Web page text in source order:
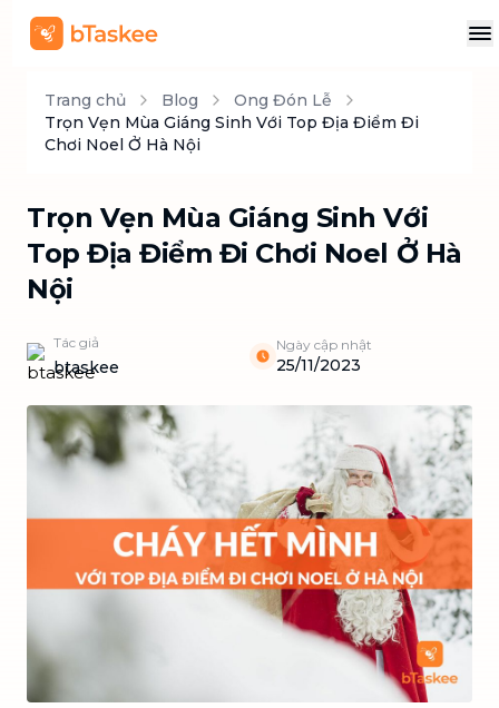
Trang chủ Blog
Ong Đón Lễ
Trọn Vẹn Mùa Giáng Sinh Với Top Địa Điểm Đi
Chơi Noel Ở Hà Nội
Trọn Vẹn Mùa Giáng Sinh Với
Top Địa Điểm Đi Chơi Noel Ở Hà
Nội
Tác giả
btaskee
Ngày cập nhật
25/11/2023